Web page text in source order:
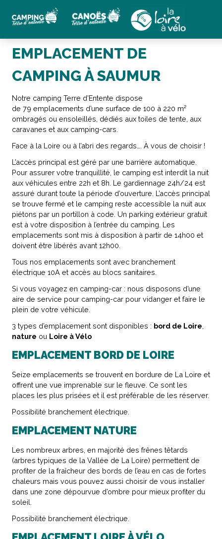
EMPLACEMENT DE
CAMPING À SAUMUR
Notre camping Terre d’Entente dispose
de 79 emplacements d’une surface de 100 à 220 m²
ombragés ou ensoleillés, dédiés aux toiles de tente, aux
caravanes et aux camping-cars.
Face à la Loire ou à l’abri des regards…. À vous de choisir !
L’accès principal est géré par une barrière automatique.
Pour assurer votre tranquillité, le camping est interdit la nuit
aux véhicules entre 22h et 8h. Le gardiennage 24h/24 est
assuré durant toute la période d’ouverture. L’accès principal
se trouve fermé et le camping reste accessible la nuit aux
piétons par un portillon à code. Un parking extérieur gratuit
est à votre disposition à l’entrée du camping. Les
emplacements sont mis à disposition à partir de 14h00 et
doivent être libérés avant 12h00.
Tous nos emplacements sont avec branchement
électrique 10A et accès au blocs sanitaires.
Si vous voyagez en camping-car : nous disposons d’une
aire de service pour camping-car pour vidanger et faire le
plein de votre véhicule.
3 types d’emplacement sont disponibles : bord de Loire
nature ou Loire à Vélo
EMPLACEMENT BORD DE LOIRE
Seize emplacements se trouvent en bordure de La Loire et
offrent une vue imprenable sur le fleuve. Ce sont les
places les plus prisées et il est préférable de les réserver.
Possibilité branchement électrique.
EMPLACEMENT NATURE
Les nombreux arbres, en majorité des frênes têtards
(arbres typiques de la Vallée de La Loire) permettent de
profiter de la fraîcheur des bords de l’eau en cas de fortes
chaleurs mais vous pouvez aussi choisir de vous installer
dans une zone dépourvue d’ombre pour mieux profiter du
soleil.
Possibilité branchement électrique.